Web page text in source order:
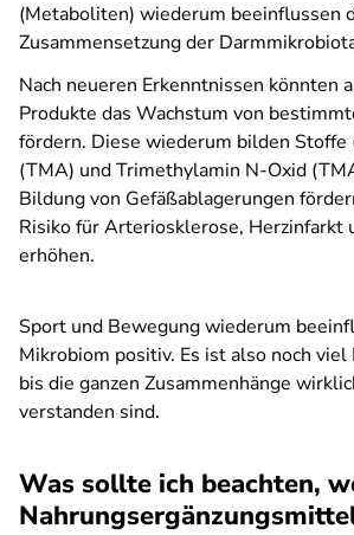
(Metaboliten) wiederum beeinflussen
Zusammensetzung der
Nach neueren Erkenntnissen könnten
Produkte das Wachstum von
fördern. Diese wiederum bilden
(TMA) und Trimethylamin N-Oxid
Bildung von Gefäßablagerungen
Risiko für Arteriosklerose, Herzinfarkt
erhöhen.
Sport und Bewegung wiederum
Mikrobiom positiv. Es ist also noch viel
bis die ganzen Zusammenhänge
verstanden sind.
Was sollte ich beachten,